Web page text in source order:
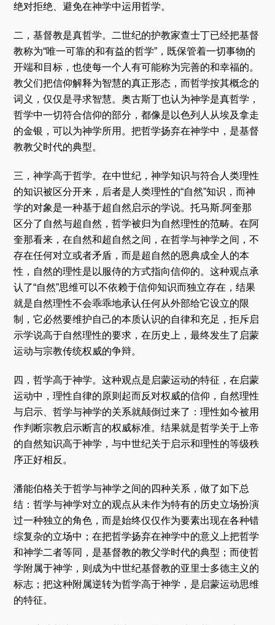
绝对拒绝、避免在神学中运用哲学。
二，基督教是真哲学。二世纪的护教家查士丁已经把基督
教称为“唯一可靠的和有益的哲学”，既保管着一切事物的
开端和目标，也使每一个人有可能称为完善的和幸福的。
教父们把信仰解释为智慧的真正形态，而哲学按其概念的
词义，仅仅是寻求智慧。奥古斯丁也认为神学是真哲学，
哲学中一切符合信仰的部分，都像是以色列人从埃及拿走
的金银，可以为神学所用。把哲学扬弃在神学中，是基督
教教父时代的典型。
三，神学高于哲学。在中世纪，神学知识与符合人类理性
的知识被区分开来，后者是人类理性的“自然”知识，而神
学的对象是一种基于超自然启示的学说。托马斯.阿奎那
区分了自然与超自然，哲学被归为自然理性的范畴。在阿
奎那看来，在自然和超自然之间，在哲学与神学之间，不
存在任何对立或者矛盾，而是超自然的恩典成全人的本
性，自然的理性是以服侍的方式指向信仰的。这种观点承
认了“自然”思维可以不依赖于信仰知识而独立存在，结果
就是自然理性不会乖乖地承认任何从外部给它设立的限
制，它必然要维护自己的本质认识的自律和充足，拒斥启
示学说高于自然理性的要求，在历史上，最终发生了启蒙
运动与宗教传统权威的争辩。
四，哲学高于神学。这种观点是启蒙运动的特征，在启蒙
运动中，理性自律的原则起而反对权威的信仰，自然理性
与启示、哲学与神学的关系就颠倒过来了：理性如今被用
作判断宗教启示断言的权威标准。结果就是哲学关于上帝
的自然知识高于神学，与中世纪关于启示和理性的等级秩
序正好相反。
潘能伯格关于哲学与神学之间的四种关系，做了如下总
结：哲学与神学对立的观点从未作为特有的历史立场扮演
过一种独立的角色，而是始终仅仅作为要素出现在各种错
综复杂的立场中；在把哲学扬弃在神学中的意义上把哲学
和神学二者等同，是基督教的教父学时代的典型；而使哲
学附属于神学，则成为中世纪基督教的亚里士多德主义的
标志；把这种附属逆转为哲学高于神学，是启蒙运动思维
的特征。